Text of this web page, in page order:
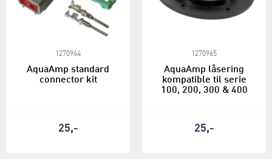
1270964
AquaAmp standard
connector kit
25,-
1270965
AquaAmp låsering
kompatible til serie
100, 200, 300 & 400
25,-